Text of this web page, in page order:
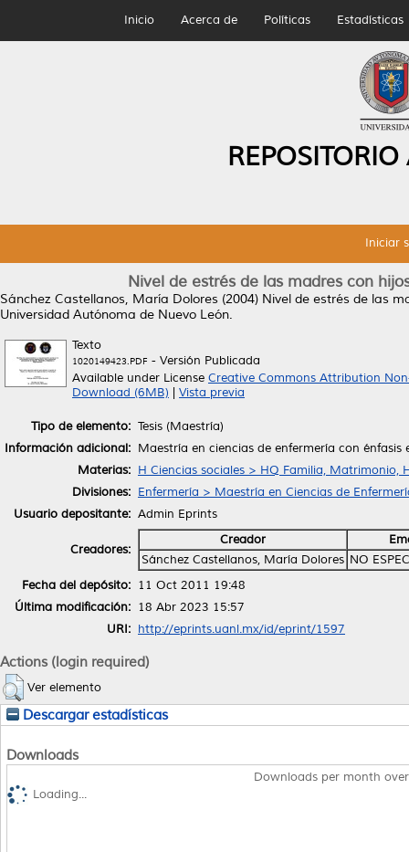
Inicio Acerca de Políticas Estadísticas
Iniciar
Nivel de estrés de las madres con
Sánchez Castellanos, María Dolores (2004) Nivel de estrés de las
Universidad Autónoma de Nuevo León.
Texto
1020149423.PDF - Versión Publicada
Available under License Creative Commons Attribution
Download (6MB)
Vista previa
Tipo de elemento: Tesis (Maestría)
Información adicional: Maestría en ciencias de enfermería con
Materias: H Ciencias sociales > HQ Familia, Matrimonio,
Divisiones: Enfermería > Maestría en Ciencias de
Usuario depositante: Admin Eprints
Creadores:
Creador
Sánchez Castellanos, María Dolores NO
Fecha del depósito: 11 Oct 2011 19:48
Última modificación: 18 Abr 2023 15:57
URI: http://eprints.uanl.mx/id/eprint/1597
Actions (login required)
Ver elemento
Descargar estadísticas
Downloads
Downloads per month
Loading...